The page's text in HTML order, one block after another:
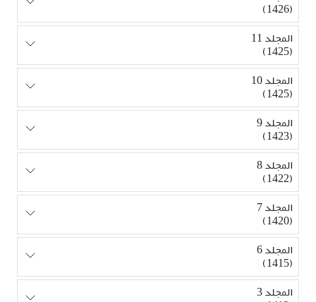
(1426)
المجلد 11
(1425)
المجلد 10
(1425)
المجلد 9
(1423)
المجلد 8
(1422)
المجلد 7
(1420)
المجلد 6
(1415)
المجلد 3